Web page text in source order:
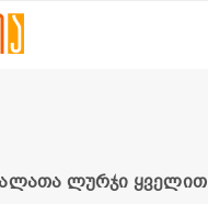
ლურჯი ყველით